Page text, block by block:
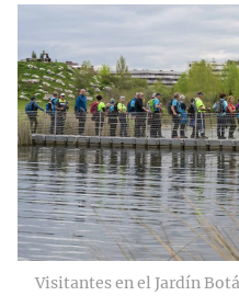
Visitantes en el Jardín